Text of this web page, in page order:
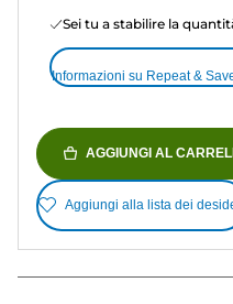
Sei tu a stabilire la
Informazioni su Repeat &
AGGIUNGI AL
Aggiungi alla lista dei